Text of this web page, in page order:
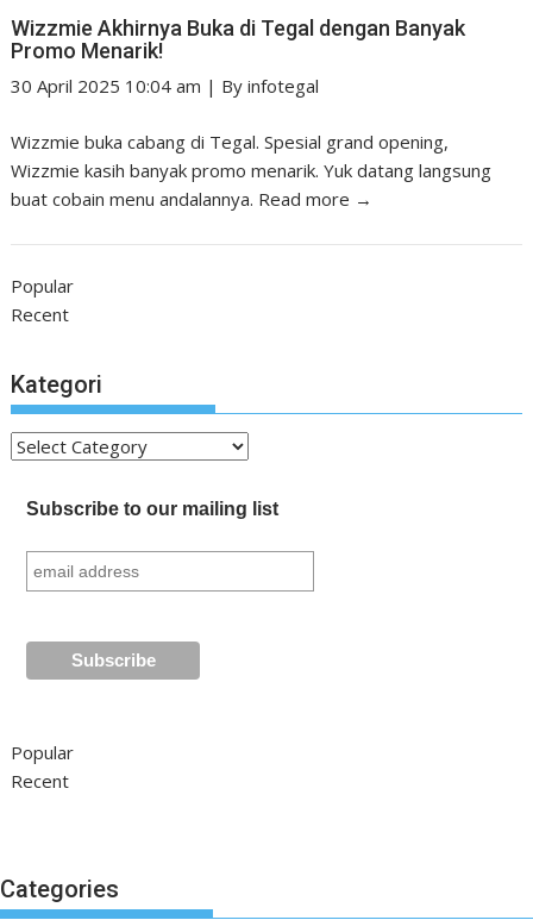
Wizzmie Akhirnya Buka di Tegal dengan Banyak
Promo Menarik!
30 April 2025 10:04 am | Byinfotegal
Wizzmie buka cabang di Tegal. Spesial grand opening,
Wizzmie kasih banyak promo menarik. Yuk datang langsung
buat cobain menu andalannya. Read more →
Popular
Recent
Kategori
Kategori
Subscribe to our mailing list
Popular
Recent
Categories